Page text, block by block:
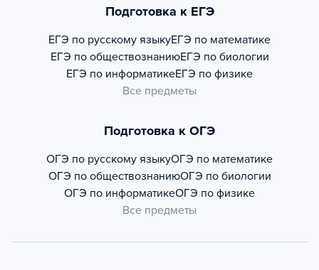
Подготовка к ЕГЭ
ЕГЭ по русскому языкуЕГЭ по математике
ЕГЭ по обществознаниюЕГЭ по биологии
ЕГЭ по информатикеЕГЭ по физике
Все предметы
Подготовка к ОГЭ
ОГЭ по русскому языкуОГЭ по математике
ОГЭ по обществознаниюОГЭ по биологии
ОГЭ по информатикеОГЭ по физике
Все предметы